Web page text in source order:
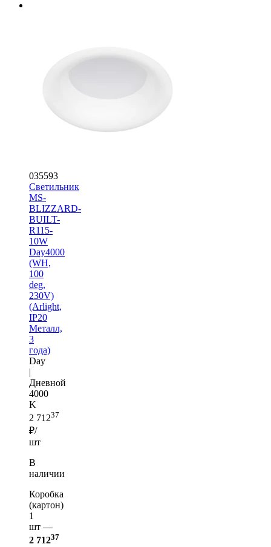
035593
Светильник
MS-
BLIZZARD-
BUILT-
R115-
10W
Day4000
(WH,
100
deg,
230V)
(Arlight,
IP20
Металл,
3
года)
Day
|
Дневной
4000
K
2 71237
₽/
шт
В
наличии
Коробка
(картон)
1
шт —
2 71237